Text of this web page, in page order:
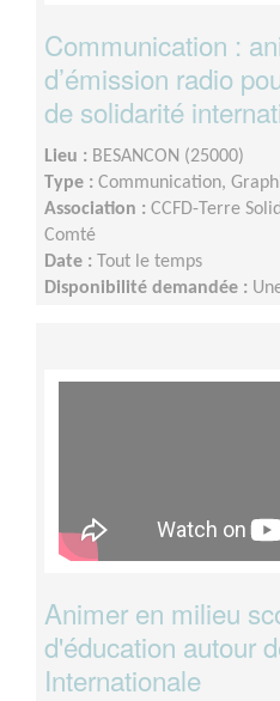
Communication :
d’émission radio
de solidarité
Lieu : BESANCON (25000)
Type : Communication,
Association : CCFD-Terre
Comté
Date : Tout le temps
Disponibilité demandée :
Environ 4 h par mois, en
mois avec l’équipe
Animer en milieu
d'éducation autour
Internationale